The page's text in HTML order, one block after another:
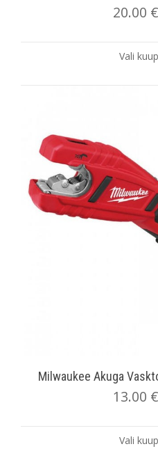
20.00 €
Vali
Milwaukee Akuga
13.00 €
Vali